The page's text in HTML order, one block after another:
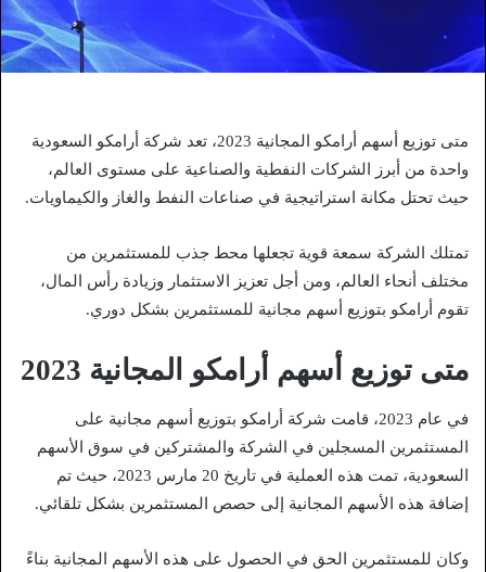
متى توزيع أسهم أرامكو المجانية 2023، تعد شركة أرامكو السعودية
واحدة من أبرز الشركات النفطية والصناعية على مستوى العالم،
حيث تحتل مكانة استراتيجية في صناعات النفط والغاز والكيماويات.
تمتلك الشركة سمعة قوية تجعلها محط جذب للمستثمرين من
مختلف أنحاء العالم، ومن أجل تعزيز الاستثمار وزيادة رأس المال،
تقوم أرامكو بتوزيع أسهم مجانية للمستثمرين بشكل دوري.
متى توزيع أسهم أرامكو المجانية 2023
في عام 2023، قامت شركة أرامكو بتوزيع أسهم مجانية على
المستثمرين المسجلين في الشركة والمشتركين في سوق الأسهم
السعودية، تمت هذه العملية في تاريخ 20 مارس 2023، حيث تم
إضافة هذه الأسهم المجانية إلى حصص المستثمرين بشكل تلقائي.
وكان للمستثمرين الحق في الحصول على هذه الأسهم المجانية بناءً